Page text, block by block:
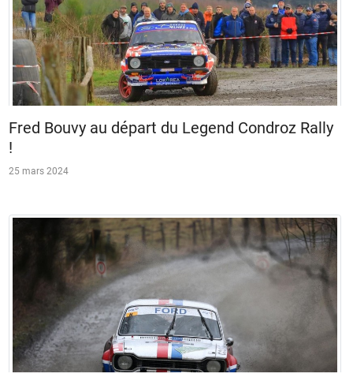
Fred Bouvy au départ du Legend Condroz Rally
!
25 mars 2024